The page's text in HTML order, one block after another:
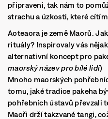
připraveni, tak nám to
strachu a úzkosti, které
Aoteaora je země Maorů.
rituály? Inspirovaly vás
alternativní koncept pro
maorský název pro bílé lidi)
Mnoho maorských
tomu, jaké tradice pakeha
pohřebních ústavů převzali
Maoři drží takzvané tangi,